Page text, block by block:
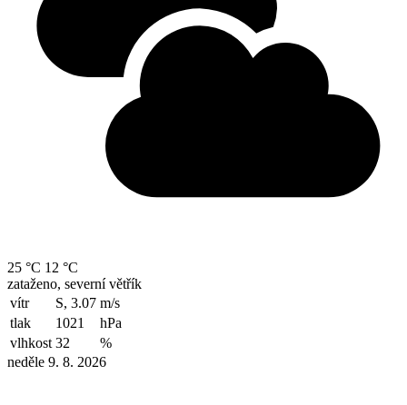
25 °C 12 °C
zataženo, severní větřík
vítr
S, 3.07 m/s
tlak
1021
hPa
vlhkost 32
%
neděle 9. 8. 2026